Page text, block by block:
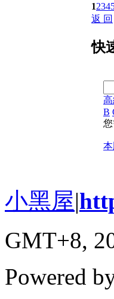
1234
返 回
快
B
小黑屋|
GMT+8,
Powered